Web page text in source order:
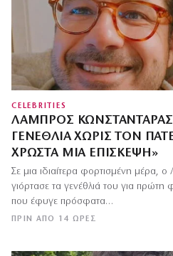
CELEBRITIES
ΛΆΜΠΡΟΣ ΚΩΝΣΤΑΝΤΆΡΑΣ
ΓΕΝΈΘΛΙΑ ΧΩΡΊΣ ΤΟΝ
ΧΡΩΣΤΆ ΜΙΑ ΕΠΊΣΚΕΨΗ»
ΠΡΙΝ ΑΠΌ 14 ΏΡΕΣ
Σε μια ιδιαίτερα φορτισμένη μέρα,
γιόρτασε τα γενέθλιά του για
που έφυγε πρόσφατα…